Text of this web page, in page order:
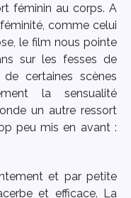
féminin au corps. A
comme celui
le film nous pointe
sur les fesses de
de certaines scènes
la sensualité
un autre ressort
peu mis en avant :
et par petite
et efficace. La